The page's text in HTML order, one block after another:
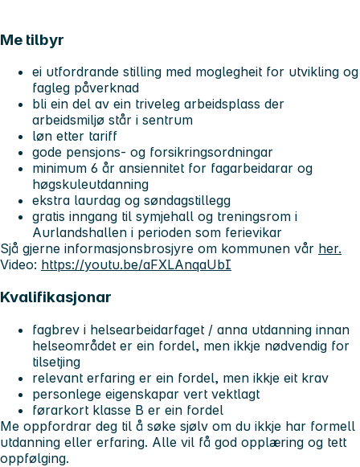
Me tilbyr
ei utfordrande stilling med moglegheit for utvikling og
fagleg påverknad
bli ein del av ein triveleg arbeidsplass der
arbeidsmiljø står i sentrum
løn etter tariff
gode pensjons- og forsikringsordningar
minimum 6 år ansiennitet for fagarbeidarar og
høgskuleutdanning
ekstra laurdag og søndagstillegg
gratis inngang til symjehall og treningsrom i
Aurlandshallen i perioden som ferievikar
Sjå gjerne informasjonsbrosjyre om kommunen vår her.
Video: https://youtu.be/aFXLAnqaUbI
Kvalifikasjonar
fagbrev i helsearbeidarfaget / anna utdanning innan
helseområdet er ein fordel, men ikkje nødvendig for
tilsetjing
relevant erfaring er ein fordel, men ikkje eit krav
personlege eigenskapar vert vektlagt
førarkort klasse B er ein fordel
Me oppfordrar deg til å søke sjølv om du ikkje har formell
utdanning eller erfaring. Alle vil få god opplæring og tett
oppfølging.